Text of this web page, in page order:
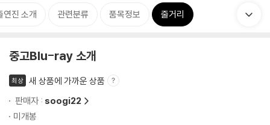
연진 소개 관련분류 품목정보 줄거리
중고Blu-ray 소개
최상
새 상품에 가까운 상품
판매자 : soogi22
미개봉